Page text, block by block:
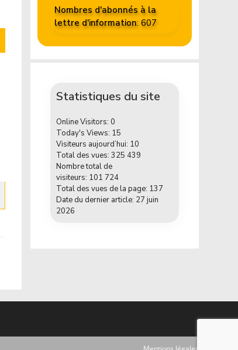
Nombres d'abonnés à la
lettre d'information: 607
Statistiques du site
Online Visitors: 0
Today's Views: 15
Visiteurs aujourd’hui: 10
Total des vues:325 439
Nombre total de
visiteurs: 101 724
Total des vues de la page: 137
Date du dernier article: 27 juin
2026